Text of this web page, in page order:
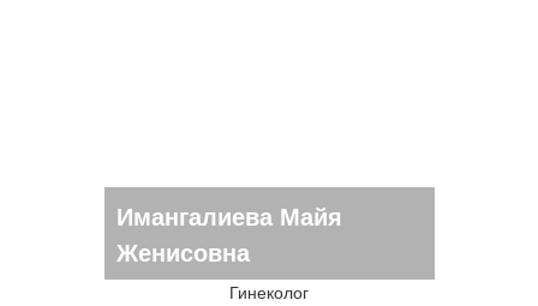
Имангалиева Майя
Женисовна
Гинеколог